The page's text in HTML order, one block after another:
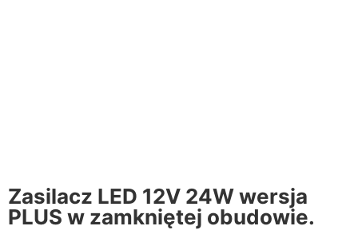
Zasilacz LED 12V 24W wersja
PLUS w zamkniętej obudowie.